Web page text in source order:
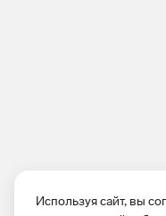
Используя сайт, вы